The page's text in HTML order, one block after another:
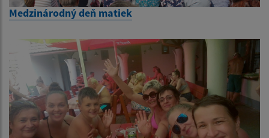
Medzinárodný deň matiek